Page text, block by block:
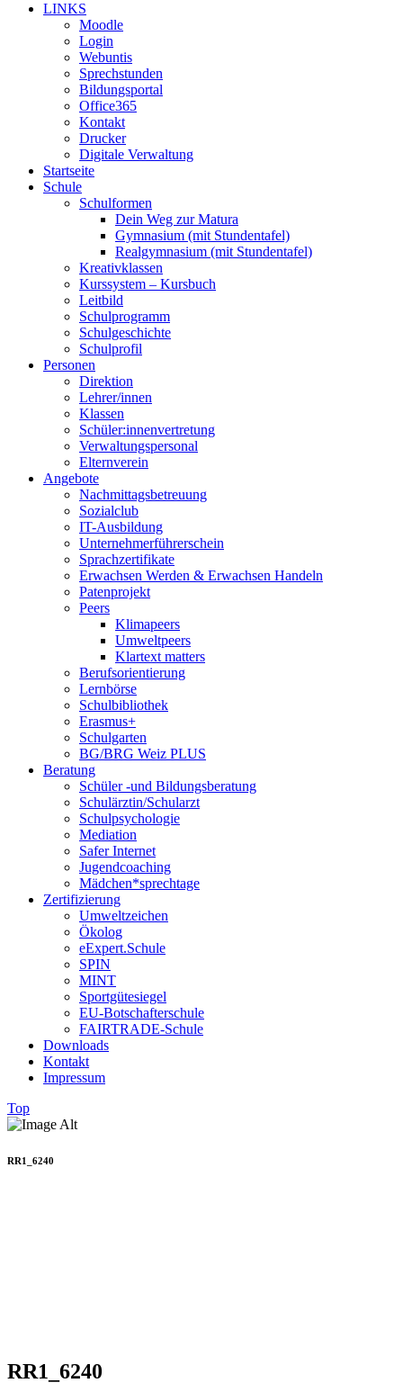
LINKS
Moodle
Login
Webuntis
Sprechstunden
Bildungsportal
Office365
Kontakt
Drucker
Digitale Verwaltung
Startseite
Schule
Schulformen
Dein Weg zur Matura
Gymnasium (mit Stundentafel)
Realgymnasium (mit Stundentafel)
Kreativklassen
Kurssystem – Kursbuch
Leitbild
Schulprogramm
Schulgeschichte
Schulprofil
Personen
Direktion
Lehrer/innen
Klassen
Schüler:innenvertretung
Verwaltungspersonal
Elternverein
Angebote
Nachmittagsbetreuung
Sozialclub
IT-Ausbildung
Unternehmerführerschein
Sprachzertifikate
Erwachsen Werden & Erwachsen Handeln
Patenprojekt
Peers
Klimapeers
Umweltpeers
Klartext matters
Berufsorientierung
Lernbörse
Schulbibliothek
Erasmus+
Schulgarten
BG/BRG Weiz PLUS
Beratung
Schüler -und Bildungsberatung
Schulärztin/Schularzt
Schulpsychologie
Mediation
Safer Internet
Jugendcoaching
Mädchen*sprechtage
Zertifizierung
Umweltzeichen
Ökolog
eExpert.Schule
SPIN
MINT
Sportgütesiegel
EU-Botschafterschule
FAIRTRADE-Schule
Downloads
Kontakt
Impressum
Top
RR1_6240
RR1_6240